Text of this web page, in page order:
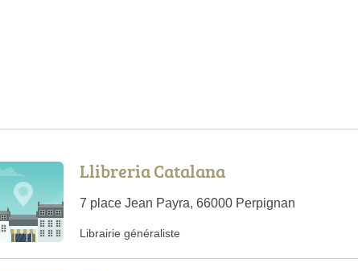
Llibreria Catalana
7 place Jean Payra, 66000 Perpignan
Librairie généraliste